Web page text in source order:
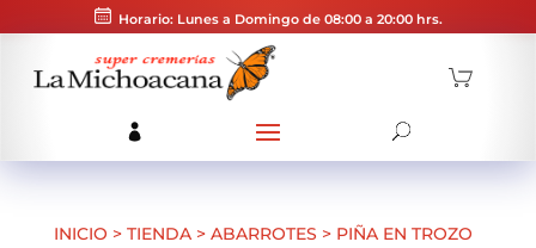
Horario: Lunes a Domingo de 08:00 a 20:00 hrs.
INICIO > TIENDA> ABARROTES > PIÑA EN TROZO